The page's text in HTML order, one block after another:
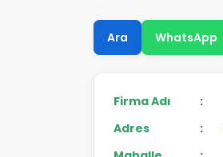
Ara WhatsApp
Firma Adı :
Adres
: